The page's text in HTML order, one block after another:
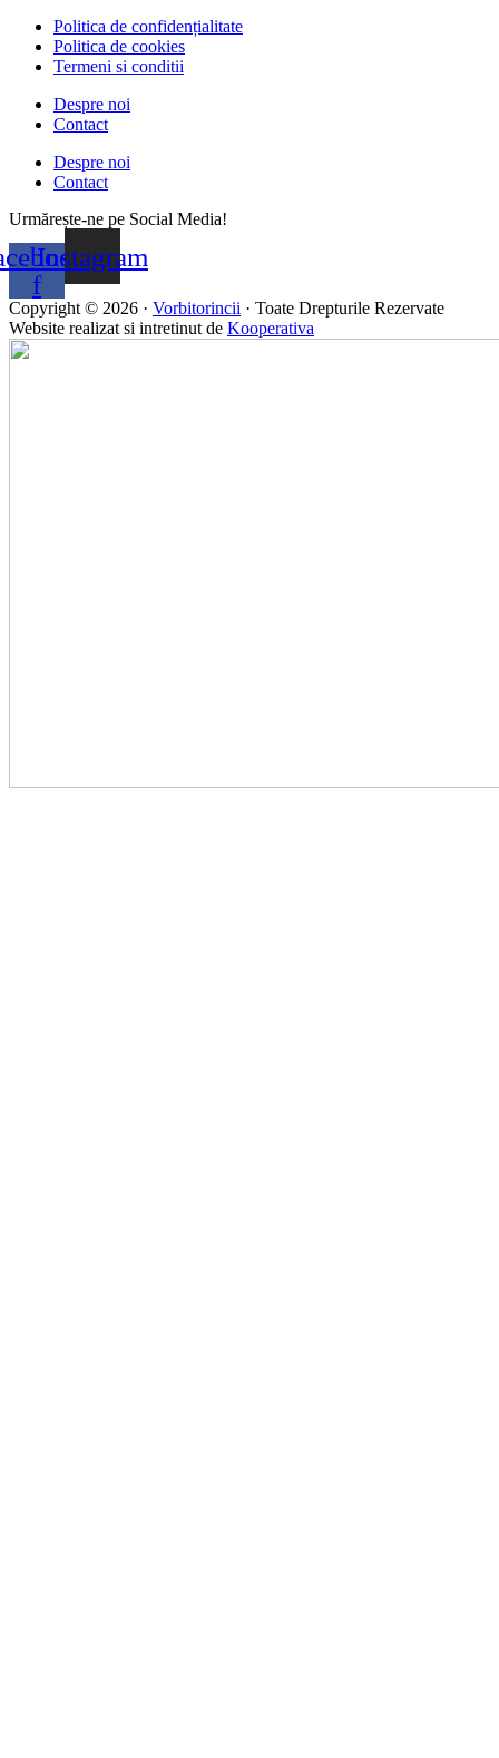
Politica de confidențialitate
Politica de cookies
Termeni si conditii
Despre noi
Contact
Despre noi
Contact
Urmărește-ne pe Social Media!
f
Instagram
Copyright © 2026 · Vorbitorincii · Toate Drepturile Rezervate
Website realizat si intretinut de Kooperativa